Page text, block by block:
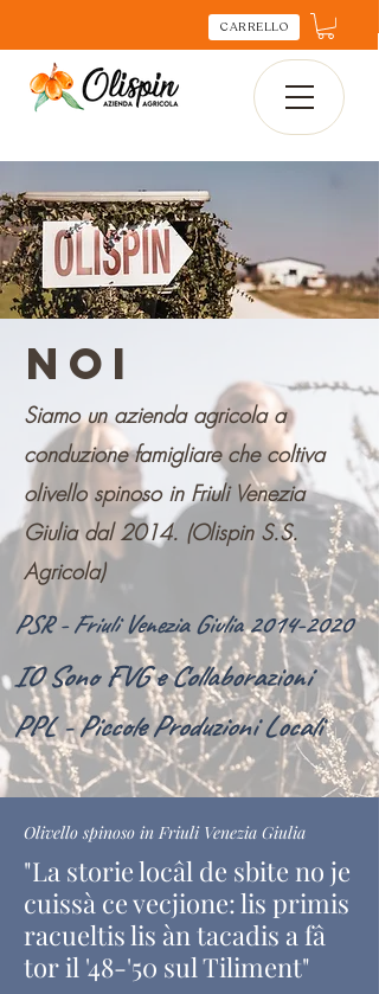
CARRELLO
NOI
Siamo un azienda agricola a
conduzione famigliare che coltiva
olivello spinoso in Friuli Venezia
Giulia dal 2014. (Olispin S.S.
Agricola)
PSR - Friuli Venezia Giulia 2014-2020
IO Sono FVG e Collaborazioni
PPL - Piccole Produzioni Locali
Olivello spinoso in Friuli Venezia Giulia
"La storie locâl de sbite no je
cuissà ce vecjione: lis primis
racueltis lis àn tacadis a fâ
tor il '48-'50 sul Tiliment"